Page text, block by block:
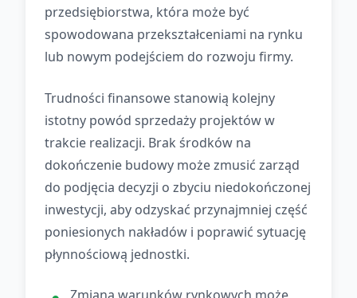
przedsiębiorstwa, która może być
spowodowana przekształceniami na rynku
lub nowym podejściem do rozwoju firmy.
Trudności finansowe stanowią kolejny
istotny powód sprzedaży projektów w
trakcie realizacji. Brak środków na
dokończenie budowy może zmusić zarząd
do podjęcia decyzji o zbyciu niedokończonej
inwestycji, aby odzyskać przynajmniej część
poniesionych nakładów i poprawić sytuację
płynnościową jednostki.